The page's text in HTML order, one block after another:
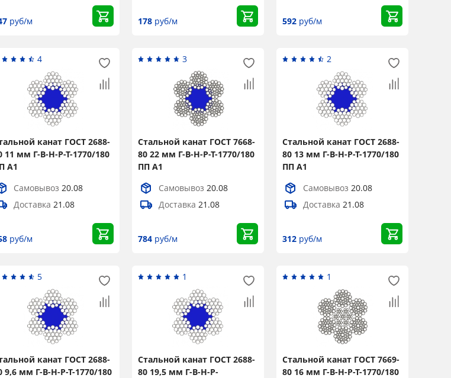
руб/м 178руб/м 592руб/м
4
канат ГОСТ 2688-
11 мм Г-В-Н-Р-Т-1770/180
А1
Самовывоз20.08
Доставка21.08
руб/м
3
Стальной канат ГОСТ 7668-
80 22 мм Г-В-Н-Р-Т-1770/180
ПП А1
Самовывоз 20.08
Доставка 21.08
784руб/м
2
Стальной канат ГОСТ 2688-
80 13 мм Г-В-Н-Р-Т-1770/180
ПП А1
Самовывоз 20.08
Доставка 21.08
312руб/м
5
канат ГОСТ 2688-
9,6 мм Г-В-Н-Р-Т-1770/180
1
Стальной канат ГОСТ 2688-
80 19,5 мм Г-В-Н-Р-
1
Стальной канат ГОСТ 7669-
80 16 мм Г-В-Н-Р-Т-1770/180